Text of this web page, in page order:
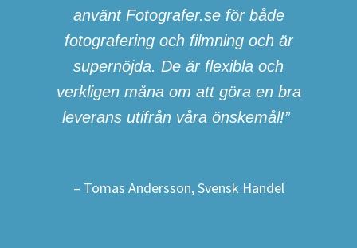
använt Fotografer.se för både
fotografering och filmning och är
supernöjda. De är flexibla och
verkligen måna om att göra en bra
leverans utifrån våra önskemål!”
– Tomas Andersson, Svensk Handel